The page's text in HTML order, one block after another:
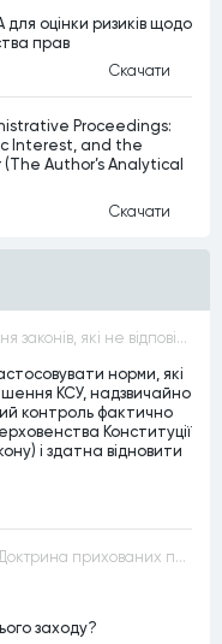
для оцінки ризиків щодо
прав
Скачати
Proceedings:
Interest, and the
Author’s Analytical
Скачати
Суди не мають застосовувати положення законів, які не відповідають Конституції, незалежно від того, чи визнавалися вони Конституційним Судом України неконституційними, тобто закони, що суперечать Конституції України не можуть застосовуватися навіть у випадках, коли вони є чинними
норми, які
КСУ, надзвичайно
контроль фактично
Конституції
і здатна відновити
Доктрина виключних повноважень VS Доктрина прихованих повноважень
заходу?